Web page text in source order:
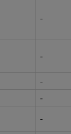
-
-
-
-
-